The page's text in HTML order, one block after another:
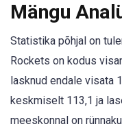
Mängu
Statistika põhjal on
Rockets on kodus
lasknud endale visata
keskmiselt 113,1 ja
meeskonnal on